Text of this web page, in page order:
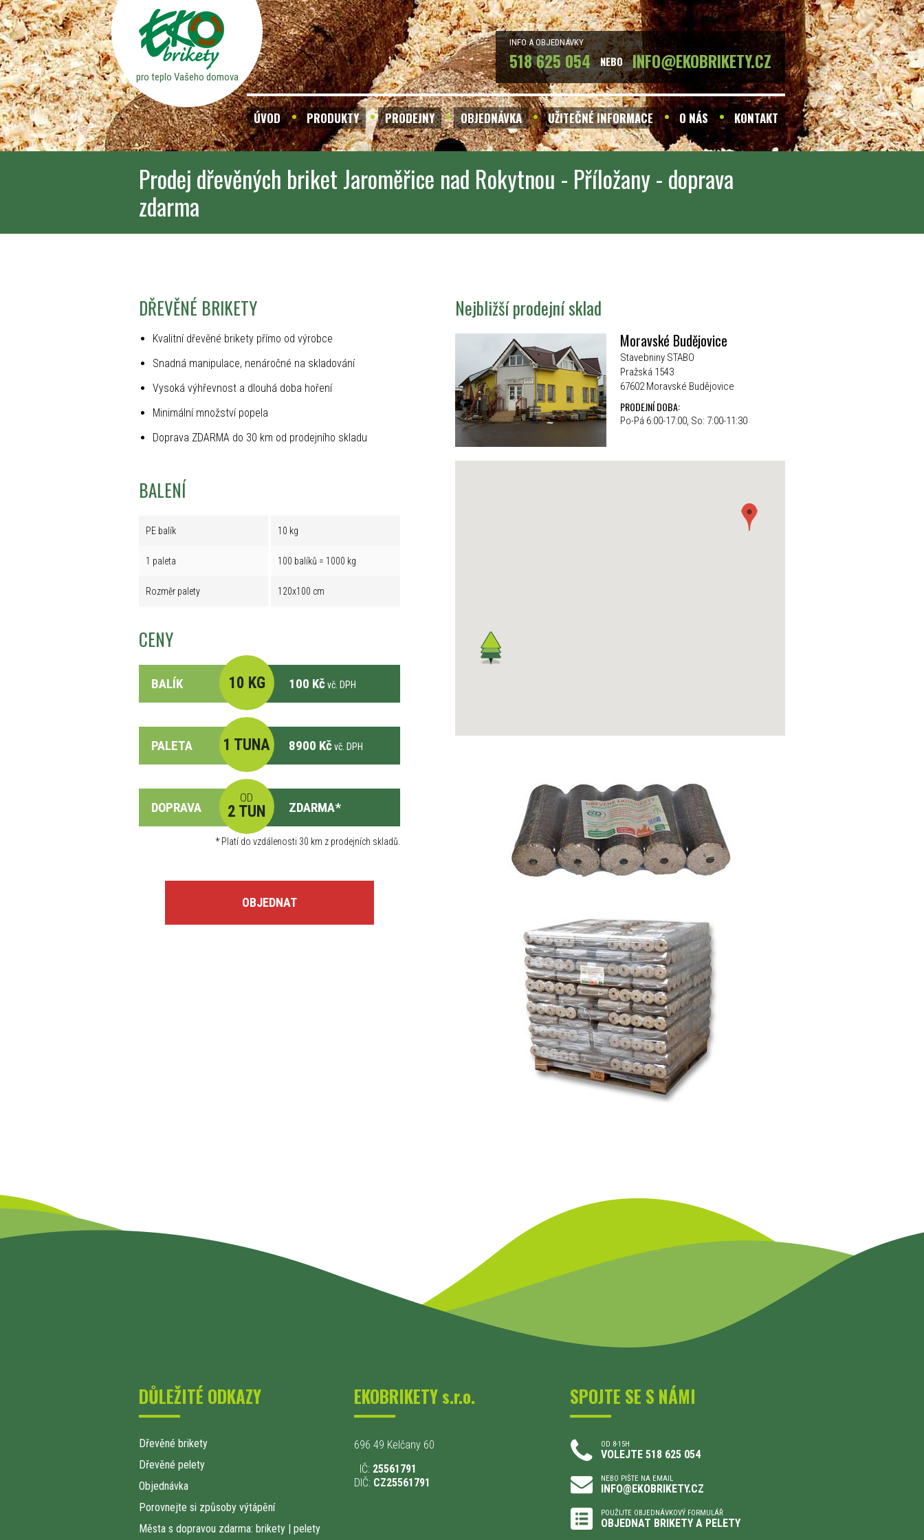
pro teplo Vašeho domova
INFO A OBJEDNÁVKY
518 625 054 NEBO INFO@EKOBRIKETY.CZ
ÚVOD PRODUKTY PRODEJNY OBJEDNÁVKA UŽITEČNÉ INFORMACE O NÁS KONTAKT
Prodej dřevěných briket Jaroměřice nad Rokytnou - Příložany - doprava
zdarma
DŘEVĚNÉ BRIKETY
Kvalitní dřevěné brikety přímo od výrobce
Snadná manipulace, nenáročné na skladování
Vysoká výhřevnost a dlouhá doba hoření
Minimální množství popela
Doprava ZDARMA do 30 km od prodejního skladu
BALENÍ
PE balík 10 kg
1 paleta 100 balíků = 1000 kg
Rozměr palety 120x100 cm
CENY
BALÍK 10 KG 100 Kč vč. DPH
PALETA 1 TUNA 8900 Kč vč. DPH
DOPRAVA
OD
2 TUN ZDARMA*
*Platí do vzdálenosti 30 km z prodejních skladů.
OBJEDNAT
Nejbližší prodejní sklad
Moravské Budějovice
Stavebniny STABO
Pražská 1543
67602 Moravské Budějovice
PRODEJNÍ DOBA:
Po-Pá 6:00-17:00, So: 7:00-11:30
DŮLEŽITÉ ODKAZY
Dřevěné brikety
Dřevěné pelety
Objednávka
Porovnejte si způsoby výtápění
Města s dopravou zdarma: brikety | pelety
EKOBRIKETY s.r.o.
696 49 Kelčany 60
IČ: 25561791
DIČ: CZ25561791
SPOJTE SE S NÁMI
OD 8-15H
VOLEJTE 518 625 054
NEBO PIŠTE NA EMAIL
INFO@EKOBRIKETY.CZ
POUŽIJTE OBJEDNÁVKOVÝ FORMULÁŘ
OBJEDNAT BRIKETY A PELETY